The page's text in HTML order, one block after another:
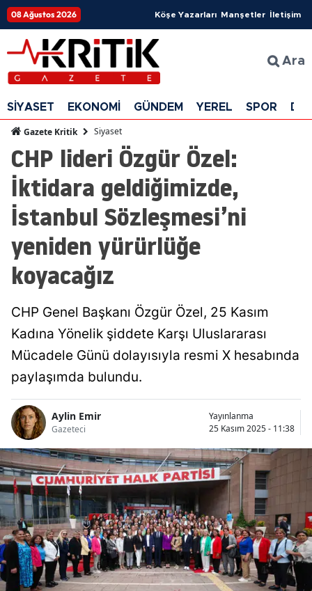
08 Ağustos 2026 Köşe Yazarları Manşetler İletişim
Ara
SİYASET EKONOMİ GÜNDEM YEREL SPOR
Gazete Kritik Siyaset
CHP lideri Özgür Özel:
İktidara geldiğimizde,
İstanbul Sözleşmesi’ni
yeniden yürürlüğe
koyacağız
CHP Genel Başkanı Özgür Özel, 25 Kasım
Kadına Yönelik şiddete Karşı Uluslararası
Mücadele Günü dolayısıyla resmi X hesabında
paylaşımda bulundu.
Aylin Emir
Gazeteci
Yayınlanma
25 Kasım 2025 - 11:38